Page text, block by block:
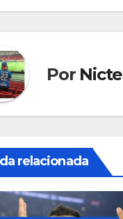
Por Nicte
relacionada